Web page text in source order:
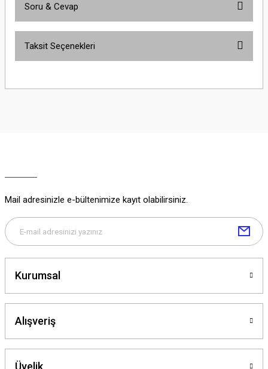
Soru & Cevap
Soru Sor
Taksit Seçenekleri
Mail adresinizle e-bültenimize kayıt olabilirsiniz.
Kurumsal
Alışveriş
Üyelik